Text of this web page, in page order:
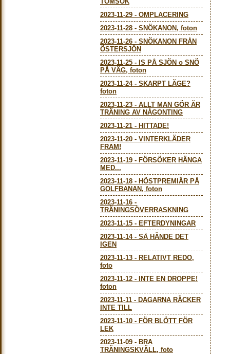
2023-11-29 - OMPLACERING
2023-11-28 - SNÖKANON, foton
2023-11-26 - SNÖKANON FRÅN
ÖSTERSJÖN
2023-11-25 - IS PÅ SJÖN o SNÖ
PÅ VÄG, foton
2023-11-24- SKARPT LÄGE?
foton
2023-11-23 - ALLT MAN GÖR ÄR
TRÄNING AV NÅGONTING
2023-11-21 - HITTADE!
2023-11-20 - VINTERKLÄDER
FRAM!
2023-11-19 - FÖRSÖKER HÄNGA
MED...
2023-11-18 - HÖSTPREMIÄR PÅ
GOLFBANAN, foton
2023-11-16 -
TRÄNINGSÖVERRASKNING
2023-11-15 - EFTERDYNINGAR
2023-11-14- SÅ HÄNDE DET
IGEN
2023-11-13 - RELATIVT REDO,
foto
2023-11-12 -
INTE EN DROPPE!
foton
2023-11-11 - DAGARNA RÄCKER
INTE TILL
2023-11-10 - FÖR BLÖTT FÖR
LEK
2023-11-09 - BRA
TRÄNINGSKVÄLL, foto